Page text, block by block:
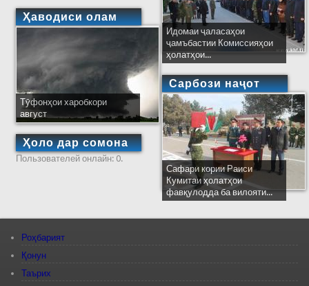
Ҳаводиси олам
Тӯфонҳои харобкори
август
Ҳоло дар сомона
Пользователей онлайн: 0.
Идомаи ҷаласаҳои
ҷамъбастии Комиссияҳои
ҳолатҳои...
Сарбози наҷот
Сафари кории Раиси
Кумитаи ҳолатҳои
фавқулодда ба вилояти...
Роҳбарият
Қонун
Таърих